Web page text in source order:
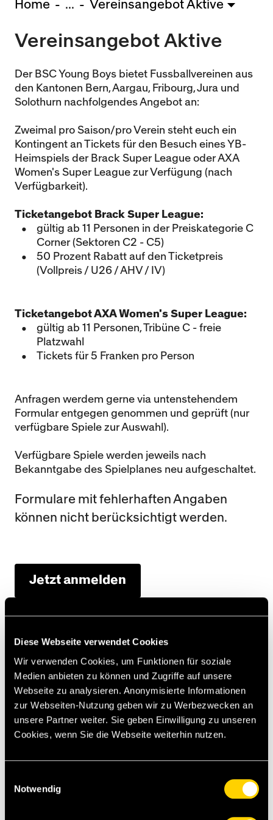
Diese Webseite verwendet Cookies
Wir verwenden Cookies, um Funktionen für soziale
Medien anbieten zu können und Zugriffe auf unsere
Webseite zu analysieren. Anonymisierte Informationen
zur Webseiten-Nutzung geben wir zu Werbezwecken an
unsere Partner weiter. Sie geben Einwilligung zu unseren
Cookies, wenn Sie die Webseite weiterhin nutzen.
Notwendig
U15 - Lugano *
3:1
Nachwuchs Frauen
Freiburg U20 - FU20 *
Team AFF/FFV - FU18 *
1:8
Breitenrain - FU17 *
2:1
Thörishaus - FU15
12:1
* = Testspiel / (C) = Cupspiel
Home ... Vereinsangebot Aktive
Vereinsangebot Aktive
Der BSC Young Boys bietet Fussballvereinen aus
den Kantonen Bern, Aargau, Fribourg, Jura und
Solothurn nachfolgendes Angebot an:
Zweimal pro Saison/pro Verein steht euch ein
Kontingent an Tickets für den Besuch eines YB-
Heimspiels der Brack Super League oder AXA
Women's Super League zur Verfügung (nach
Verfügbarkeit).
Ticketangebot Brack Super League:
gültig ab 11 Personen in der Preiskategorie C
Corner (Sektoren C2 - C5)
50 Prozent Rabatt auf den Ticketpreis
(Vollpreis / U26 / AHV / IV)
Ticketangebot AXA Women's Super League:
gültig ab 11 Personen, Tribüne C - freie
Platzwahl
Tickets für 5 Franken pro Person
Anfragen werdem gerne via untenstehendem
Formular entgegen genommen und geprüft (nur
verfügbare Spiele zur Auswahl).
Verfügbare Spiele werden jeweils nach
Bekanntgabe des Spielplanes neu aufgeschaltet.
Formulare mit fehlerhaften Angaben
können nicht berücksichtigt werden.
Jetzt anmelden
Ticketing BSC Young Boys
Papiermühlestrasse 71 (3. Stock)
3014 Bern
+41 31 344 88 88
E-Mail:
ticket@bscyb.ch
Öffnungszeiten:
Montag - Freitag von 08:00 -
12:00 / 13:00 - 17:00 Uhr
(Sempachstrasse/Annexgebäude)